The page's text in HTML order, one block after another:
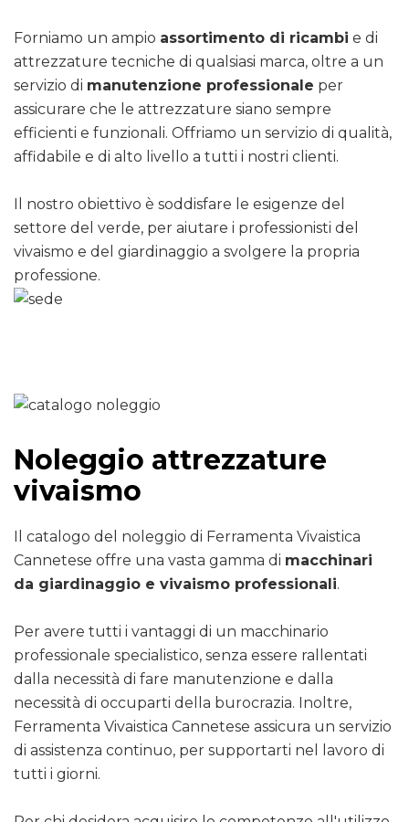
Forniamo un ampio assortimento di ricambi e di
attrezzature tecniche di qualsiasi marca, oltre a un
servizio di manutenzione professionale per
assicurare che le attrezzature siano sempre
efficienti e funzionali. Offriamo un servizio di qualità,
affidabile e di alto livello a tutti i nostri clienti.
Il nostro obiettivo è soddisfare le esigenze del
settore del verde, per aiutare i professionisti del
vivaismo e del giardinaggio a svolgere la propria
professione.
Noleggio attrezzature
vivaismo
Il catalogo del noleggio di Ferramenta Vivaistica
Cannetese offre una vasta gamma di macchinari
da giardinaggio e vivaismo professionali.
Per avere tutti i vantaggi di un macchinario
professionale specialistico, senza essere rallentati
dalla necessità di fare manutenzione e dalla
necessità di occuparti della burocrazia. Inoltre,
Ferramenta Vivaistica Cannetese assicura un servizio
di assistenza continuo, per supportarti nel lavoro di
tutti i giorni.